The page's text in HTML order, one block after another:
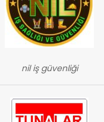
nil iş güvenliği